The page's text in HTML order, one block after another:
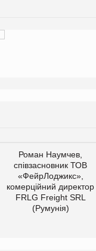
Роман Наумчев,
співзасновник ТОВ
«ФейрЛоджикс»,
комерційний директор
FRLG Freight SRL
(Румунія)